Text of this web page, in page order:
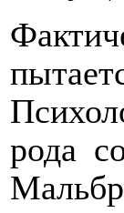
рода